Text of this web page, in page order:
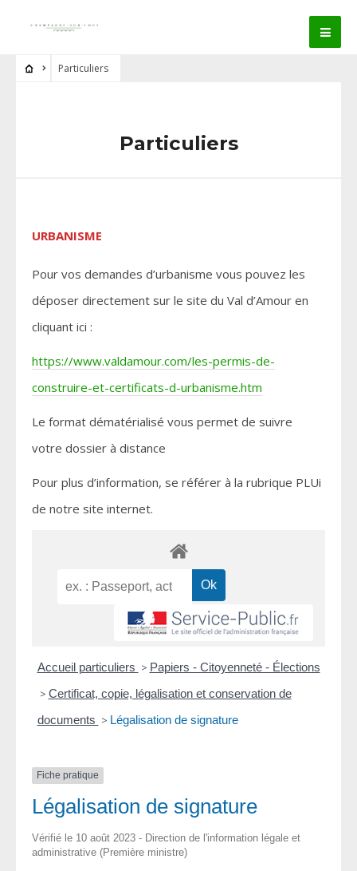
Particuliers
Particuliers
URBANISME
Pour vos demandes d’urbanisme vous pouvez les
déposer directement sur le site du Val d’Amour en
cliquant ici :
https://www.valdamour.com/les-permis-de-
construire-et-certificats-d-urbanisme.htm
Le format dématérialisé vous permet de suivre
votre dossier à distance
Pour plus d’information, se référer à la rubrique PLUi
de notre site internet.
Accueil particuliers > Papiers - Citoyenneté - Élections
> Certificat, copie, légalisation et conservation de
documents > Légalisation de signature
Fiche pratique
Légalisation de signature
Vérifié le 10 août 2023 - Direction de l'information légale et
administrative (Première ministre)